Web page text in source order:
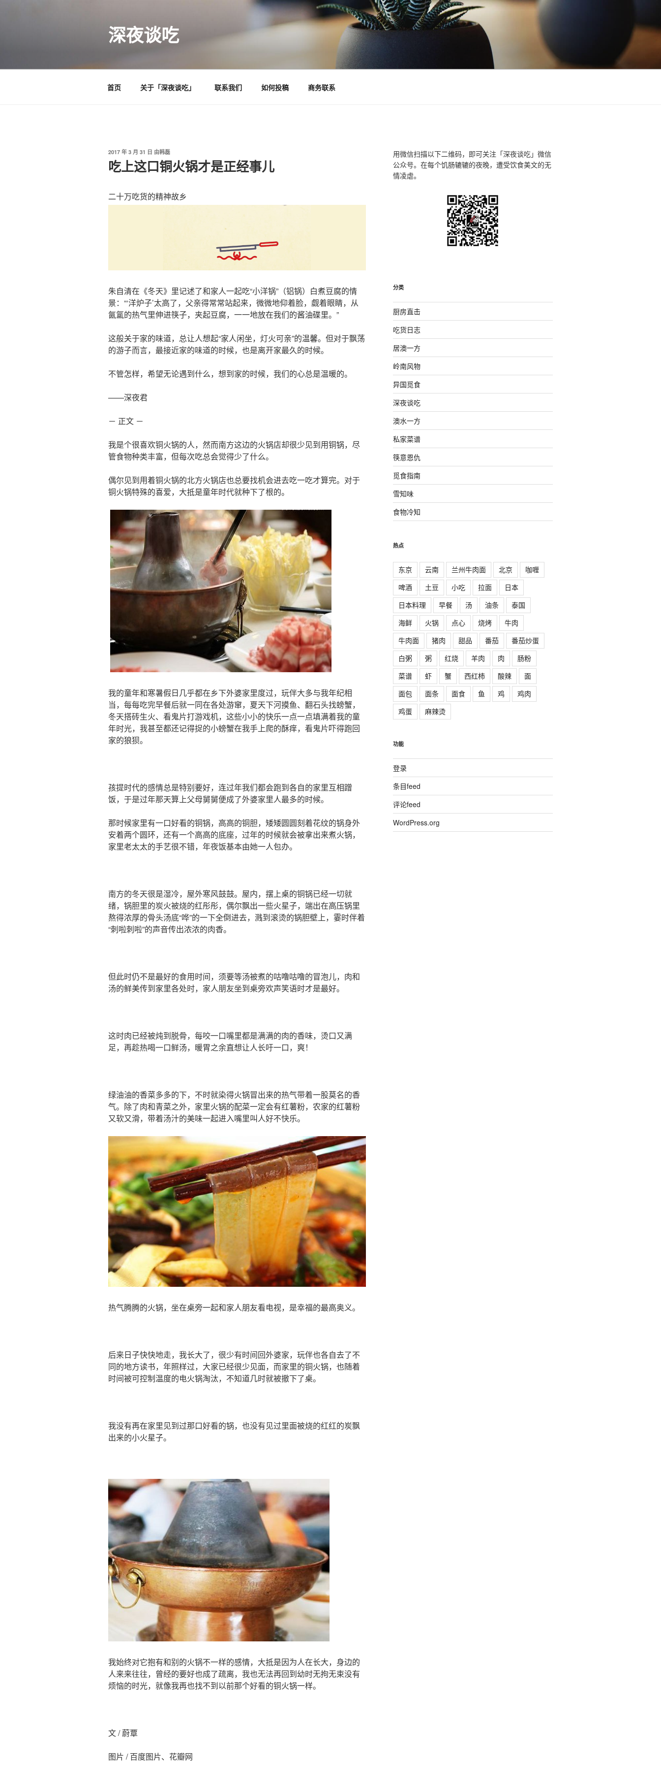
深夜谈吃
首页 关于「深夜谈吃」 联系我们 如何投稿 商务联系
发
布
于
2017 年 3 月 31 日 由韩磊
吃上这口铜火锅才是正经事儿
二十万吃货的精神故乡
朱自清在《冬天》里记述了和家人一起吃“小洋锅”（铝锅）白煮豆腐的情
景：“‘洋炉子’太高了，父亲得常常站起来，微微地仰着脸，觑着眼睛，从
氤氲的热气里伸进筷子，夹起豆腐，一一地放在我们的酱油碟里。”
这般关于家的味道，总让人想起“家人闲坐，灯火可亲”的温馨。但对于飘荡
的游子而言，最接近家的味道的时候，也是离开家最久的时候。
不管怎样，希望无论遇到什么，想到家的时候，我们的心总是温暖的。
——深夜君
－ 正文 －
我是个很喜欢铜火锅的人，然而南方这边的火锅店却很少见到用铜锅，尽
管食物种类丰富，但每次吃总会觉得少了什么。
偶尔见到用着铜火锅的北方火锅店也总要找机会进去吃一吃才算完。对于
铜火锅特殊的喜爱，大抵是童年时代就种下了根的。
我的童年和寒暑假日几乎都在乡下外婆家里度过，玩伴大多与我年纪相
当，每每吃完早餐后就一同在各处游窜，夏天下河摸鱼、翻石头找螃蟹，
冬天搭砖生火、看鬼片打游戏机，这些小小的快乐一点一点填满着我的童
年时光，我甚至都还记得捉的小螃蟹在我手上爬的酥痒，看鬼片吓得跑回
家的狼狈。
孩提时代的感情总是特别要好，连过年我们都会跑到各自的家里互相蹭
饭，于是过年那天算上父母舅舅便成了外婆家里人最多的时候。
那时候家里有一口好看的铜锅，高高的铜胆，矮矮圆圆刻着花纹的锅身外
安着两个圆环，还有一个高高的底座，过年的时候就会被拿出来煮火锅，
家里老太太的手艺很不错，年夜饭基本由她一人包办。
南方的冬天很是湿冷，屋外寒风鼓鼓。屋内，摆上桌的铜锅已经一切就
绪，锅胆里的炭火被烧的红彤彤，偶尔飘出一些火星子，端出在高压锅里
熬得浓厚的骨头汤底“哗”的一下全倒进去，溅到滚烫的锅胆壁上，霎时伴着
“刺啦刺啦”的声音传出浓浓的肉香。
但此时仍不是最好的食用时间，须要等汤被煮的咕噜咕噜的冒泡儿，肉和
汤的鲜美传到家里各处时，家人朋友坐到桌旁欢声笑语时才是最好。
这时肉已经被炖到脱骨，每咬一口嘴里都是满满的肉的香味，烫口又满
足，再趁热喝一口鲜汤，暖胃之余直想让人长吁一口，爽！
绿油油的香菜多多的下，不时就染得火锅冒出来的热气带着一股莫名的香
气。除了肉和青菜之外，家里火锅的配菜一定会有红薯粉，农家的红薯粉
又软又滑，带着汤汁的美味一起进入嘴里叫人好不快乐。
热气腾腾的火锅，坐在桌旁一起和家人朋友看电视，是幸福的最高奥义。
后来日子快快地走，我长大了，很少有时间回外婆家，玩伴也各自去了不
同的地方读书，年照样过，大家已经很少见面，而家里的铜火锅，也随着
时间被可控制温度的电火锅淘汰，不知道几时就被撤下了桌。
我没有再在家里见到过那口好看的锅，也没有见过里面被烧的红红的炭飘
出来的小火星子。
我始终对它抱有和别的火锅不一样的感情，大抵是因为人在长大，身边的
人来来往往，曾经的要好也成了疏离，我也无法再回到幼时无拘无束没有
烦恼的时光，就像我再也找不到以前那个好看的铜火锅一样。
文 / 蔚覃
图片 / 百度图片、花瓣网
用微信扫描以下二维码，即可关注「深夜谈吃」微信
公众号。在每个饥肠辘辘的夜晚，遭受饮食美文的无
情凌虐。
分类
厨房直击
吃货日志
居澳一方
岭南风物
异国觅食
深夜谈吃
澳水一方
私家菜谱
筷意恩仇
觅食指南
雪知味
食物冷知
热点
东京 云南 兰州牛肉面 北京
咖喱
啤酒
土豆 小吃 拉面
日本
日本料理
早餐 汤 油条
泰国
海鲜
火锅 点心 烧烤
牛肉
牛肉面
猪肉 甜品 番茄
番茄炒蛋
白粥
粥 红烧 羊肉 肉
肠粉
菜谱
虾 蟹 西红柿 酸辣
面
面包
面条 面食 鱼 鸡
鸡肉
鸡蛋
麻辣烫
功能
登录
条目feed
评论feed
WordPress.org